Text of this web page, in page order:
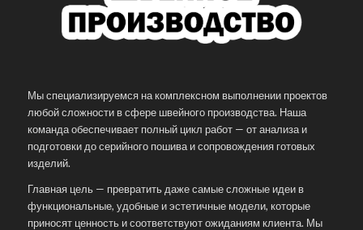
Мы специализируемся на комплексном выполнении проектов
любой сложности в сфере швейного производства. Наша
команда обеспечивает полный цикл работ — от анализа и
подготовки до серийного пошива и сопровождения готовых
изделий.
Главная цель — превратить даже самые сложные идеи в
функциональные, удобные и эстетичные модели, которые
приносят ценность и соответствуют ожиданиям клиента. Мы